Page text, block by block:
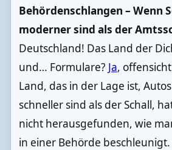
Behördenschlangen – Wenn
moderner sind als der
Deutschland! Das Land der
und… Formulare? Ja,
Land, das in der Lage ist,
schneller sind als der Schall,
nicht herausgefunden, wie
in einer Behörde